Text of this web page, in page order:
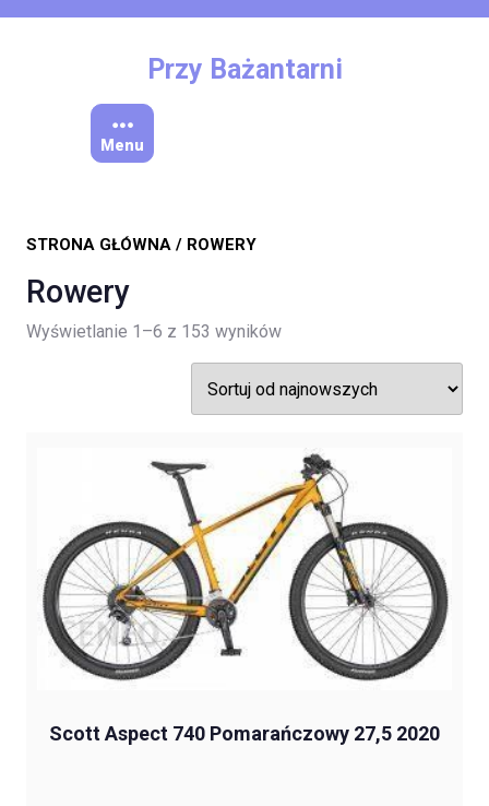
Przy Bażantarni
Menu
STRONA GŁÓWNA / ROWERY
Rowery
Wyświetlanie 1–6 z 153 wynikówPosortowane
najnowszych
Scott Aspect 740 Pomarańczowy 27,5 2020